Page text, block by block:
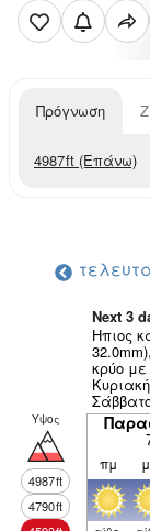
Πρόγνωση
4987ft (Επάνω)
Next 3
Ηπιος
κρύο με
Υψος
4987ft
4790ft
πμ